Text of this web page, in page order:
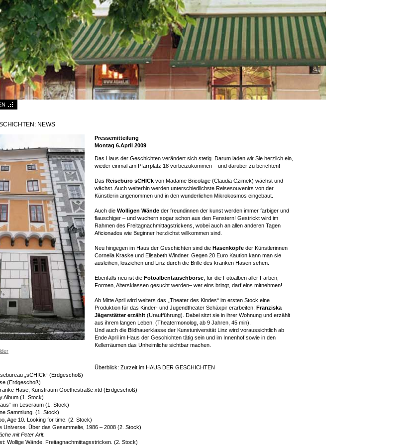
NEWS
Pressemitteilung
Montag 6.April 2009
Das Haus der Geschichten verändert sich stetig. Darum laden wir Sie herzlich ein,
wieder einmal am Pfarrplatz 18 vorbeizukommen – und darüber zu berichten!
Das Reisebüro sCHICk von Madame Bricolage (Claudia Czimek) wächst und
wächst. Auch weiterhin werden unterschiedlichste Reisesouvenirs von der
Künstlerin angenommen und in den wunderlichen Mikrokosmos eingebaut.
Auch die Wolligen Wände der freundinnen der kunst werden immer farbiger und
flauschiger – und wuchern sogar schon aus den Fenstern! Gestrickt wird im
Rahmen des Freitagnachmittagstrickens, wobei auch an allen anderen Tagen
Aficionados wie Beginner herzlichst willkommen sind.
Neu hingegen im Haus der Geschichten sind die Hasenköpfe der Künstlerinnen
Cornelia Kraske und Elisabeth Windner. Gegen 20 Euro Kaution kann man sie
ausleihen, losziehen und Linz durch die Brille des kranken Hasen sehen.
Ebenfalls neu ist die Fotoalbentauschbörse , für die Fotoalben aller Farben,
Formen, Altersklassen gesucht werden– wer eins bringt, darf eins mitnehmen!
Ab Mitte April wird weiters das „Theater des Kindes“ im ersten Stock eine
Produktion für das Kinder- und Jugendtheater Schäxpir erarbeiten: Franziska
Jägerstätter erzählt (Uraufführung). Dabei sitzt sie in ihrer Wohnung und erzählt
aus ihrem langen Leben. (Theatermonolog, ab 9 Jahren, 45 min).
Und auch die Bildhauerklasse der Kunstuniversität Linz wird voraussichtlich ab
Ende April im Haus der Geschichten tätig sein und im Innenhof sowie in den
Kellerräumen das Unheimliche sichtbar machen.
Überblick: Zurzeit im HAUS DER GESCHICHTEN
„sCHICk“ (Erdgeschoß)
(Erdgeschoß)
Hase, Kunstraum Goethestraße xtd (Erdgeschoß)
Album (1. Stock)
im Leseraum (1. Stock)
Sammlung. (1. Stock)
Age 10. Looking for time. (2. Stock)
Universe. Über das Gesammelte, 1986 – 2008 (2. Stock)
mit Peter Arlt.
Wollige Wände. Freitagnachmittagsstricken. (2. Stock)